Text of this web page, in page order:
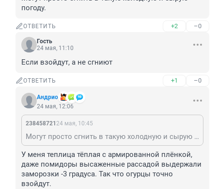
погоду.
ОТВЕТИТЬ +2 –0
Гость
24 мая, 11:10
Если взойдут, а не сгниют
ОТВЕТИТЬ +1 –0
Андрио
24 мая, 12:06
238458721 24 мая, 10:45
Могут просто сгнить в такую холодную и сырую погоду.
У меня теплица тёплая с армированной плёнкой,
даже помидоры высаженные рассадой выдержали
заморозки -3 градуса. Так что огурцы точно
взойдут.